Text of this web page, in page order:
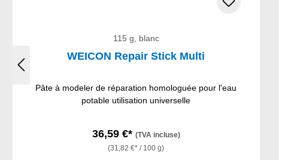
115 g, blanc
WEICON Repair Stick Multi
Pâte à modeler de réparation homologuée pour l'eau
potable utilisation universelle
36,59 €* (TVA incluse)
(31,82 €* / 100 g)